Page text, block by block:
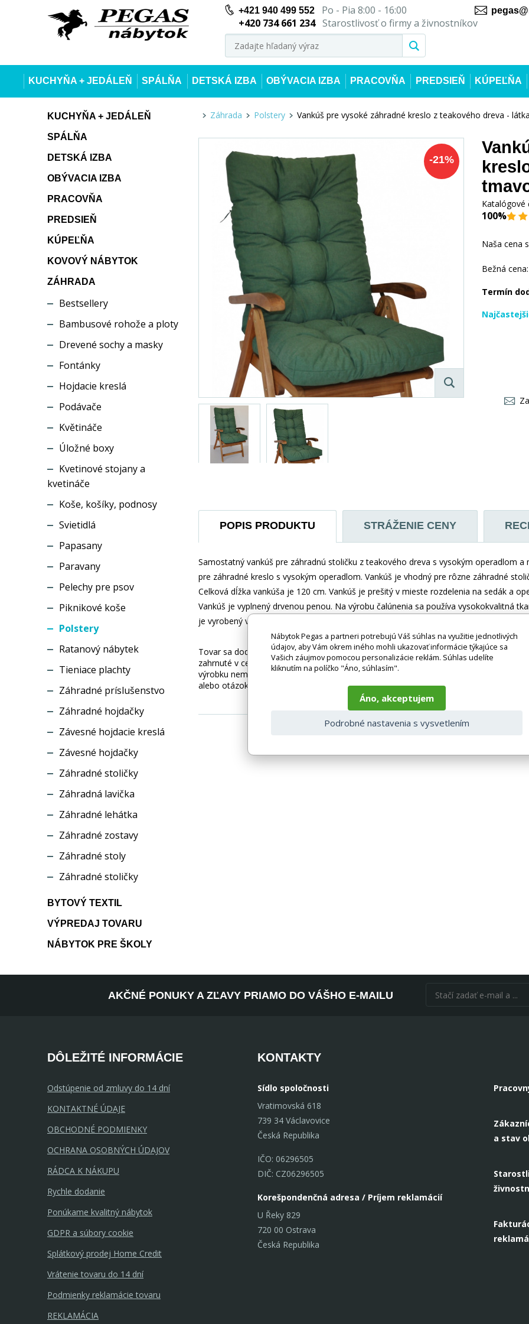
+421 940 499 552
Po - Pia 8:00 - 16:00
+420 734 661 234 Starostlivosť o firmy a živnostníkov
KUCHYŇA + JEDÁLEŇ SPÁLŇA DETSKÁ IZBA OBÝVACIA IZBA PRACOVŇA PREDSIEŇ KÚPEĽŇA
KUCHYŇA + JEDÁLEŇ
SPÁLŇA
DETSKÁ IZBA
OBÝVACIA IZBA
PRACOVŇA
PREDSIEŇ
KÚPEĽŇA
KOVOVÝ NÁBYTOK
ZÁHRADA
Bestsellery
Bambusové rohože a ploty
Drevené sochy a masky
Fontánky
Hojdacie kreslá
Podávače
Květináče
Úložné boxy
Kvetinové stojany a
kvetináče
Koše, košíky, podnosy
Svietidlá
Papasany
Paravany
Pelechy pre psov
Piknikové koše
Polstery
Ratanový nábytek
Tieniace plachty
Záhradné príslušenstvo
Záhradné hojdačky
Závesné hojdacie kreslá
Závesné hojdačky
Záhradné stoličky
Záhradná lavička
Záhradné lehátka
Záhradné zostavy
Záhradné stoly
Záhradné stoličky
BYTOVÝ TEXTIL
VÝPREDAJ TOVARU
NÁBYTOK PRE ŠKOLY
Záhrada Polstery Vankúš pre vysoké záhradné kreslo z teakového dreva -
-21%
Katalógové
100%
Naša cena
Bežná cena:
Termín
POPIS PRODUKTU STRÁŽENIE CENY
Samostatný vankúš pre záhradnú stoličku z teakového dreva s vysokým operadlom
pre záhradné kreslo s vysokým operadlom. Vankúš je vhodný pre rôzne záhradné
Celková dĺžka vankúša je 120 cm. Vankúš je prešitý v mieste rozdelenia na sedák a
Vankúš je vyplnený drvenou penou. Na výrobu čalúnenia sa používa vysokokvalitná
je vyrobený v Českej republike z kvalitnej látky a vyznačuje sa vysokou kvalitou
Tovar sa dodáva bez príslušenstva a dekorácií (napr. textilných doplnkov,
zahrnuté v cene. Tovar sa zvyčajne dodáva v demontovanom stave v závislosti od
výrobku nemusí zodpovedať skutočnosti z dôvodu nastavenia monitora a prevodu
alebo otázok kontaktujte naše klientske centrum: pegas@nabytok-pegas.sk , alebo
AKČNÉ PONUKY A ZĽAVY PRIAMO DO VÁŠHO E-MAILU
DÔLEŽITÉ INFORMÁCIE
Odstúpenie od zmluvy do 14 dní
KONTAKTNÉ ÚDAJE
OBCHODNÉ PODMIENKY
OCHRANA OSOBNÝCH ÚDAJOV
RÁDCA K NÁKUPU
Rychle dodanie
Ponúkame kvalitný nábytok
GDPR a súbory cookie
Splátkový prodej Home Credit
Vrátenie tovaru do 14 dní
Podmienky reklamácie tovaru
REKLAMÁCIA
KONTAKTY
Sídlo spoločnosti
Vratimovská 618
739 34 Václavovice
Česká Republika
IČO: 06296505
DIČ: CZ06296505
Korešpondenčná adresa / Príjem reklamácií
U Řeky 829
720 00 Ostrava
Česká Republika
a stav
Nábytok Pegas a partneri potrebujú Váš súhlas na využitie jednotlivých
údajov, aby Vám okrem iného mohli ukazovať informácie týkajúce sa
Vašich záujmov pomocou personalizácie reklám. Súhlas udelíte
kliknutím na políčko "Áno, súhlasím".
Áno, akceptujem
Podrobné nastavenia s vysvetlením